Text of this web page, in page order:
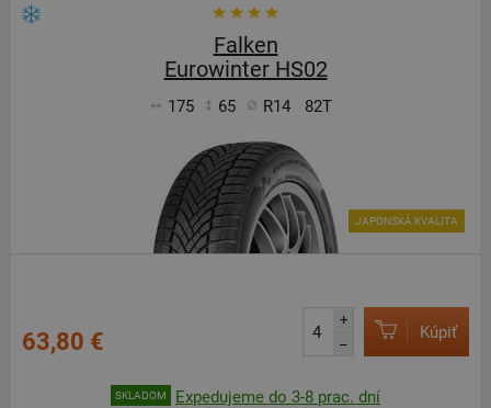
Falken
Eurowinter HS02
175 65 R14 82T
JAPONSKÁ KVALITA
63,80 €
+
–
Kúpiť
SKLADOM Expedujeme do 3-8 prac. dní